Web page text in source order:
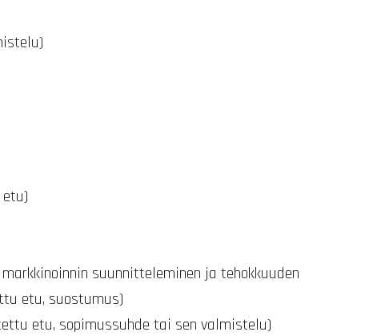
suunnitteleminen ja tehokkuuden
etu, suostumus)
etu, sopimussuhde tai sen valmistelu)